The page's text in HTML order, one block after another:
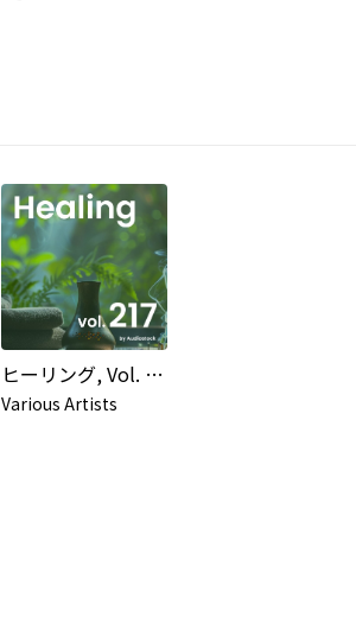
ヒーリング, Vol. 217 -Instrumental BGM- by Audiostock
Various Artists